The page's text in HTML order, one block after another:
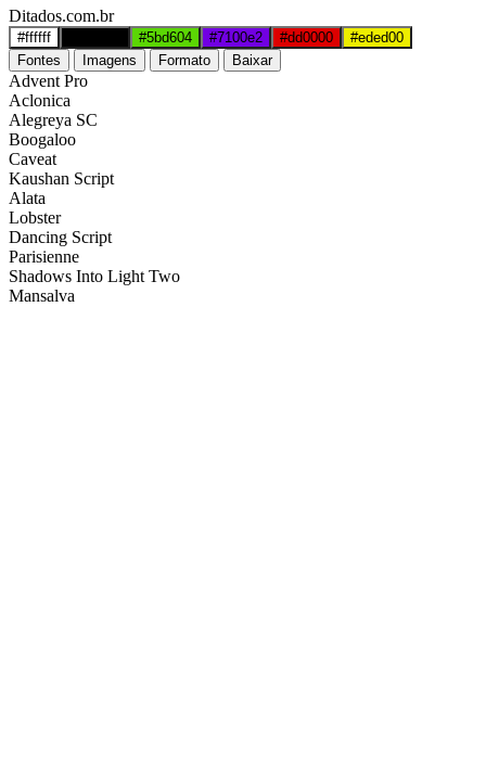
Ditados.com.br
#ffffff #5bd604 #7100e2 #dd0000
#eded00
Fontes
Imagens Formato Baixar
Advent Pro
Aclonica
Alegreya SC
Boogaloo
Caveat
Kaushan Script
Alata
Lobster
Dancing Script
Parisienne
Shadows Into Light Two
Mansalva